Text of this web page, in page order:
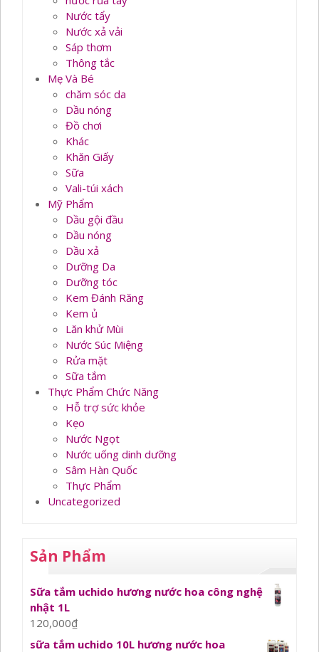
Nước tẩy
Nước xả vải
Sáp thơm
Thông tắc
Mẹ Và Bé
chăm sóc da
Dầu nóng
Đồ chơi
Khác
Khăn Giấy
Sữa
Vali-túi xách
Mỹ Phẩm
Dầu gội đầu
Dầu nóng
Dầu xả
Dưỡng Da
Dưỡng tóc
Kem Đánh Răng
Kem ủ
Lăn khử Mùi
Nước Súc Miệng
Rửa mặt
Sữa tắm
Thực Phẩm Chức Năng
Hỗ trợ sức khỏe
Kẹo
Nước Ngọt
Nước uống dinh dưỡng
Sâm Hàn Quốc
Thực Phẩm
Uncategorized
Sản Phẩm
Sữa tắm uchido hương nước hoa công nghệ
nhật 1L
120,000₫
sữa tắm uchido 10L hương nước hoa